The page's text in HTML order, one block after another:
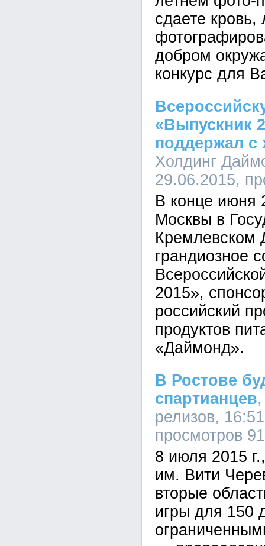
сдаете кровь,
добром
конкурс для
«Выпускник
поддержал с
Холдинг
29.06.2015,
В конце июня
Москвы в
Кремлевском
грандиозное
2015»,
российский
продуктов
«Даймонд».
В Ростове
спартианцев
релизов,
просмотров
8 июля 2015
им. Вити
вторые
игры для 150